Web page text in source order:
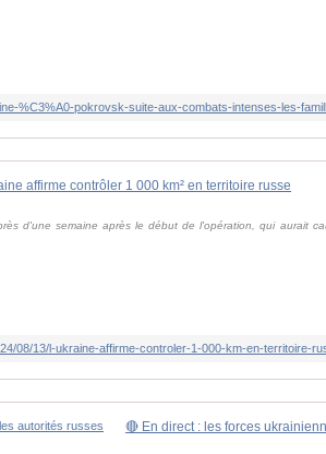
affirme contrôler 1 000 km² en territoire russe
d'une semaine après le début de l'opération, qui aurait
08/13/l-ukraine-affirme-controler-1-000-km-en-territoire-